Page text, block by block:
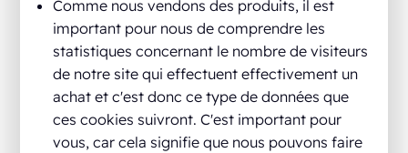
Comme nous vendons des produits, il est
important pour nous de comprendre les
statistiques concernant le nombre de visiteurs
de notre site qui effectuent effectivement un
achat et c'est donc ce type de données que
ces cookies suivront. C'est important pour
vous, car cela signifie que nous pouvons faire